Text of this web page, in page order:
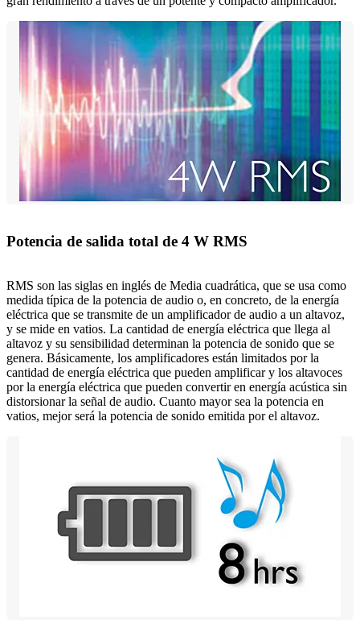
Potencia de salida total de 4 W RMS
RMS son las siglas en inglés de Media cuadrática, que se usa como
medida típica de la potencia de audio o, en concreto, de la energía
eléctrica que se transmite de un amplificador de audio a un altavoz,
y se mide en vatios. La cantidad de energía eléctrica que llega al
altavoz y su sensibilidad determinan la potencia de sonido que se
genera. Básicamente, los amplificadores están limitados por la
cantidad de energía eléctrica que pueden amplificar y los altavoces
por la energía eléctrica que pueden convertir en energía acústica sin
distorsionar la señal de audio. Cuanto mayor sea la potencia en
vatios, mejor será la potencia de sonido emitida por el altavoz.